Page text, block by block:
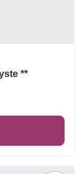
**